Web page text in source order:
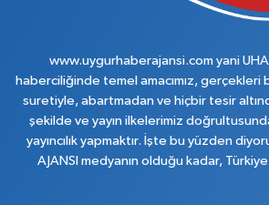
www.uygurhaberajansi.com yani
haberciliğinde temel amacımız, gerçekleri
suretiyle, abartmadan ve hiçbir tesir
şekilde ve yayın ilkelerimiz
yayıncılık yapmaktır. İşte bu yüzden
AJANSI medyanın olduğu kadar,